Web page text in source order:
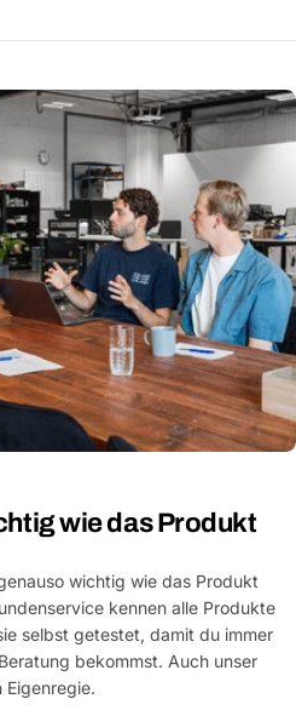
wie das Produkt
wichtig wie das Produkt
kennen alle Produkte
selbst getestet, damit du immer
bekommst. Auch unser